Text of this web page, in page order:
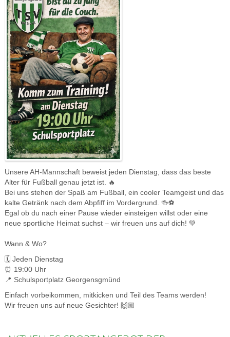
Unsere AH-Mannschaft beweist jeden Dienstag, dass das beste
Alter für Fußball genau jetzt ist. 🔥
Bei uns stehen der Spaß am Fußball, ein cooler Teamgeist und das
kalte Getränk nach dem Abpfiff im Vordergrund. 🍻⚽️
Egal ob du nach einer Pause wieder einsteigen willst oder eine
neue sportliche Heimat suchst – wir freuen uns auf dich! 💚
Wann & Wo?
🗓️ Jeden Dienstag
⏰ 19:00 Uhr
📍 Schulsportplatz Georgensgmünd
Einfach vorbeikommen, mitkicken und Teil des Teams werden!
Wir freuen uns auf neue Gesichter! 🙌🏼